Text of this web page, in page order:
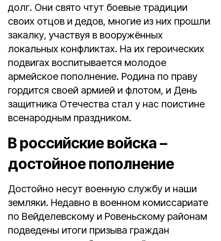
долг. Они свято чтут боевые традиции
своих отцов и дедов, многие из них прошли
закалку, участвуя в вооружённых
локальных конфликтах. На их героических
подвигах воспитывается молодое
армейское пополнение. Родина по праву
гордится своей армией и флотом, и День
защитника Отечества стал у нас поистине
всенародным праздником.
В российские войска –
достойное пополнение
Достойно несут военную службу и наши
земляки. Недавно в военном комиссариате
по Вейделевскому и Ровеньскому районам
подведены итоги призыва граждан